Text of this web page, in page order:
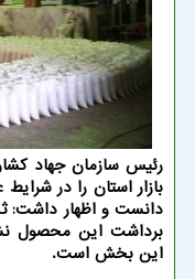
رئیس سازمان جهاد
بازار استان را در
دانست و اظهار داشت:
برداشت این محصول
این بخش است.